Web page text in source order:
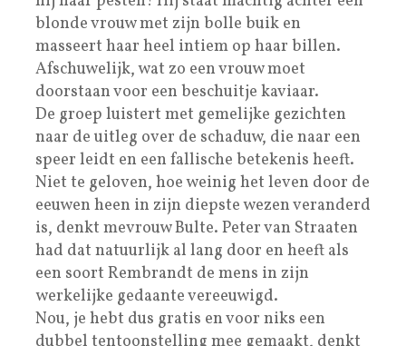
blonde vrouw met zijn bolle buik en
masseert haar heel intiem op haar billen.
Afschuwelijk, wat zo een vrouw moet
doorstaan voor een beschuitje kaviaar.
De groep luistert met gemelijke gezichten
naar de uitleg over de schaduw, die naar een
speer leidt en een fallische betekenis heeft.
Niet te geloven, hoe weinig het leven door de
eeuwen heen in zijn diepste wezen veranderd
is, denkt mevrouw Bulte. Peter van Straaten
had dat natuurlijk al lang door en heeft als
een soort Rembrandt de mens in zijn
werkelijke gedaante vereeuwigd.
Nou, je hebt dus gratis en voor niks een